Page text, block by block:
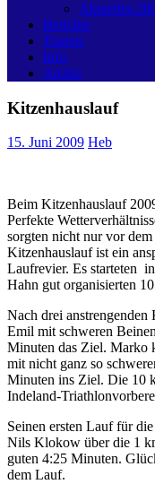
Aktuelles
Berichte
Touren
Info
Archiv
Kitzenhauslauf
15. Juni 2009 Heb
Beim Kitzenhauslauf
Perfekte
sorgten nicht nur vor
Kitzenhauslauf ist ein
Laufrevier. Es starteten
Hahn gut organisierten
Nach drei anstrengenden
Emil mit schweren
Minuten das Ziel. Marko
mit nicht ganz so
Minuten ins Ziel. Die 10
Indeland-
Seinen ersten Lauf für
Nils Klokow über die 1
guten 4:25 Minuten.
dem Lauf.